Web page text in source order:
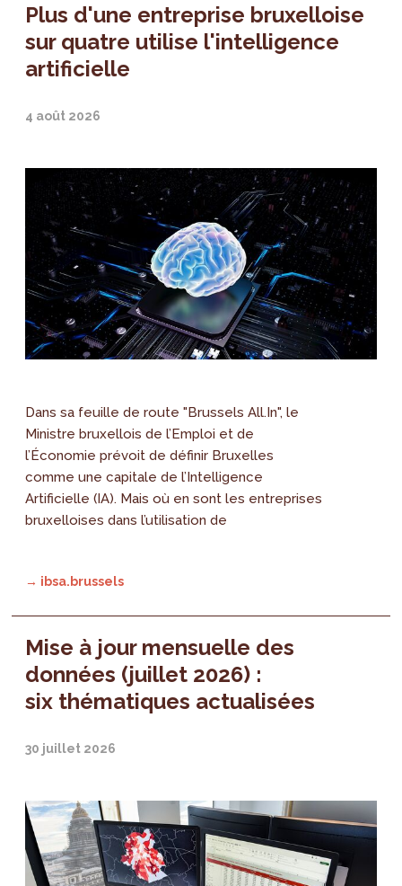
Plus d'une entreprise bruxelloise
sur quatre utilise l'intelligence
artificielle
4 août 2026
Dans sa feuille de route "Brussels All.In", le
Ministre bruxellois de l’Emploi et de
l’Économie prévoit de définir Bruxelles
comme une capitale de l’Intelligence
Artificielle (IA). Mais où en sont les entreprises
bruxelloises dans l’utilisation de
→ ibsa.brussels
Mise à jour mensuelle des
données (juillet 2026) :
six thématiques actualisées
30 juillet 2026